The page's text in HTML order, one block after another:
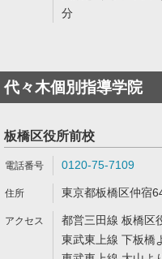
分
代々木個別指導学院
板橋区役所前校
0120-75-7109
東京都板橋区仲宿
都営三田線 板橋区
東武東上線 下板橋